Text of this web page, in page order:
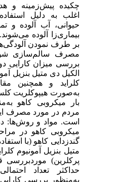
چکیده پیش‌زمینه و
اغلب به دلیل
حیوانی، آب آلوده و
بیماری‌زا آلوده
بر طرف نمودن
مصرف سالم‌سازی
بررسی میزان کارایی
الکیل دی متیل بنزیل
کلراید و همچنین
به‌صورت هیپوکلریت
بار میکروبی کاهو
مردم در مورد مصرف این
است. مواد و روش‌ها:
میکروبی کاهو در
گندزدایی کاهو (با
متیل بنزیل آمونیوم
پرکلرین) موردبررسی
به‌منظور بررسی